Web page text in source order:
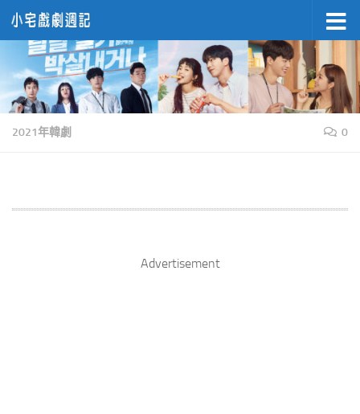
Skip to content
2021年韓劇 0
Advertisement